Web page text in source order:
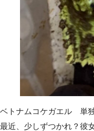
ベトナムコケガエル 単独
最近、少しずつかれ？彼